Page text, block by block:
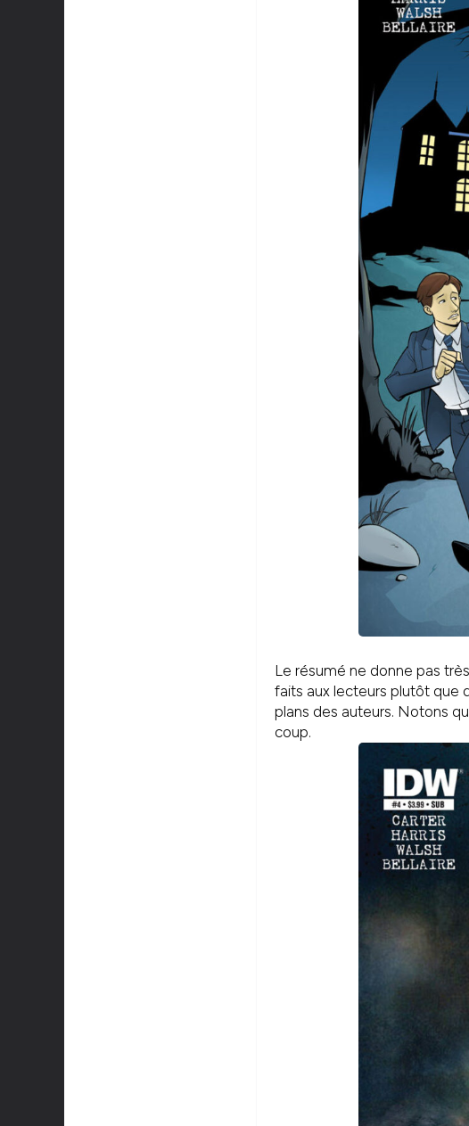
Le résumé ne donne pas
faits aux lecteurs plutôt que
plans des auteurs. Notons
coup.